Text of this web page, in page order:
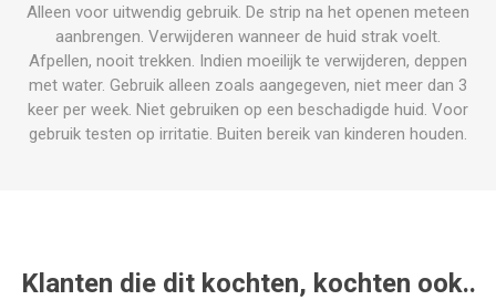
Alleen voor uitwendig gebruik. De strip na het openen meteen
aanbrengen. Verwijderen wanneer de huid strak voelt.
Afpellen, nooit trekken. Indien moeilijk te verwijderen, deppen
met water. Gebruik alleen zoals aangegeven, niet meer dan 3
keer per week. Niet gebruiken op een beschadigde huid. Voor
gebruik testen op irritatie. Buiten bereik van kinderen houden.
Klanten die dit kochten, kochten ook..